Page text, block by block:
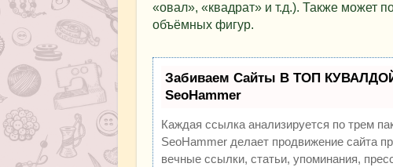
«овал», «квадрат» и т.д.). Также может
объёмных фигур.
Забиваем Сайты В ТОП
SeoHammer
Каждая ссылка анализируется по трем
SeoHammer делает продвижение сайта
вечные ссылки, статьи, упоминания,